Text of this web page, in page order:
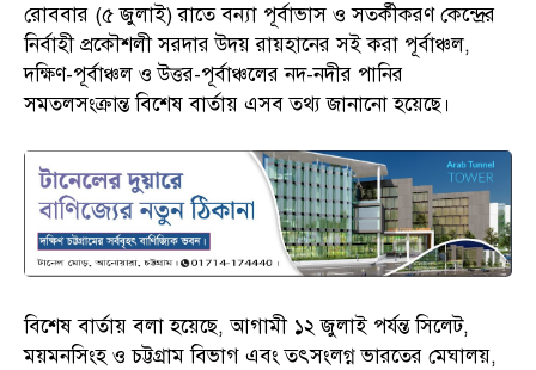
রোববার (৫ জুলাই) রাতে বন্যা পূর্বাভাস ও সতর্কীকরণ কেন্দ্রের
নির্বাহী প্রকৌশলী সরদার উদয় রায়হানের সই করা পূর্বাঞ্চল,
দক্ষিণ-পূর্বাঞ্চল ও উত্তর-পূর্বাঞ্চলের নদ-নদীর পানির
সমতলসংক্রান্ত বিশেষ বার্তায় এসব তথ্য জানানো হয়েছে।
বিশেষ বার্তায় বলা হয়েছে, আগামী ১২ জুলাই পর্যন্ত সিলেট,
ময়মনসিংহ ও চট্টগ্রাম বিভাগ এবং তৎসংলগ্ন ভারতের মেঘালয়,